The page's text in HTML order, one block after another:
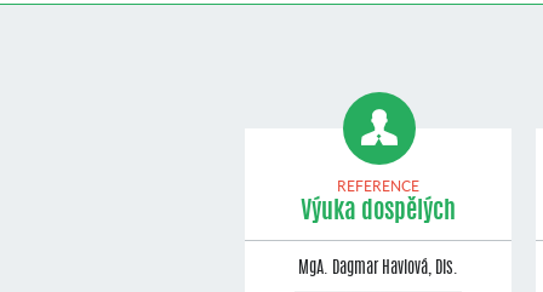
REFERENCE
Výuka dospělých
MgA. Dagmar Havlová, Dis.